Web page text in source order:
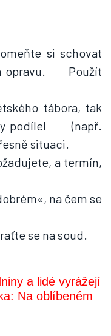
si schovat
opravu. Použít
tábora, tak
podílel (např.
situaci.
a termín,
na čem se
se na soud.
a lidé vyrážejí
Na oblíbeném